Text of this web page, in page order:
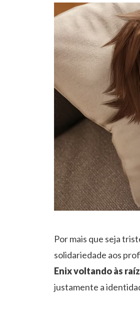
Por mais que seja
solidariedade aos
Enix voltando às
justamente a